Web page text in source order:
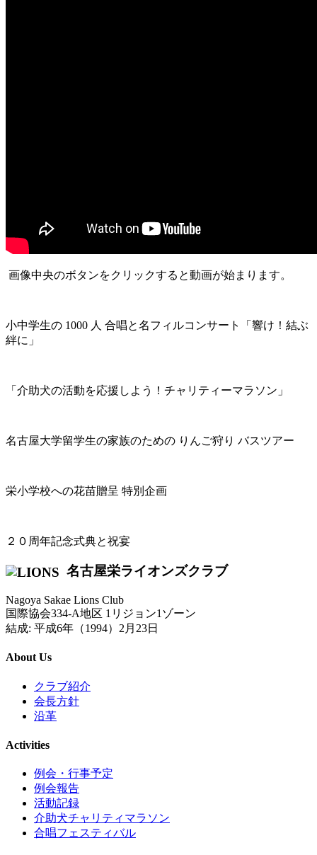
画像中央のボタンをクリックすると動画が始まります。
小中学生の 1000 人 合唱と名フィルコンサート「響け！結ぶ
絆に」
「介助犬の活動を応援しよう！チャリティーマラソン」
名古屋大学留学生の家族のための りんご狩り バスツアー
栄小学校への花苗贈呈 特別企画
２０周年記念式典と祝宴
名古屋栄ライオンズクラブ
Nagoya Sakae Lions Club
国際協会334-A地区 1リジョン1ゾーン
結成: 平成6年（1994）2月23日
About Us
クラブ紹介
会長方針
沿革
Activities
例会・行事予定
例会報告
活動記録
介助犬チャリティマラソン
合唱フェスティバル